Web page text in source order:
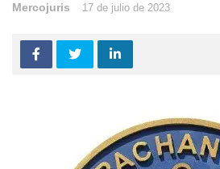
Mercojuris 17 de julio de 2023